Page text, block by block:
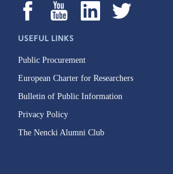
USEFUL LINKS
Public Procurement
European Charter for Researchers
Bulletin of Public Information
Privacy Policy
The Nencki Alumni Club